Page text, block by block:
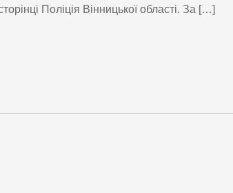
Поліція Вінницької області. За […]